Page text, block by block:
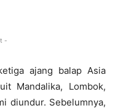
-
ajang balap Asia
Mandalika, Lombok,
diundur. Sebelumnya,